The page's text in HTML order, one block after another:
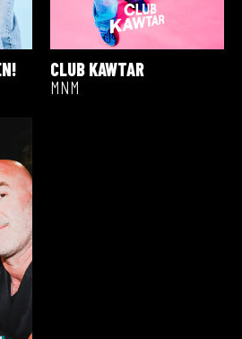
CLUB KAWTAR
MNM